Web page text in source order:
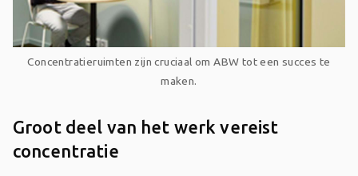
Concentratieruimten zijn cruciaal om ABW tot een succes te
maken.
Groot deel van het werk vereist
concentratie